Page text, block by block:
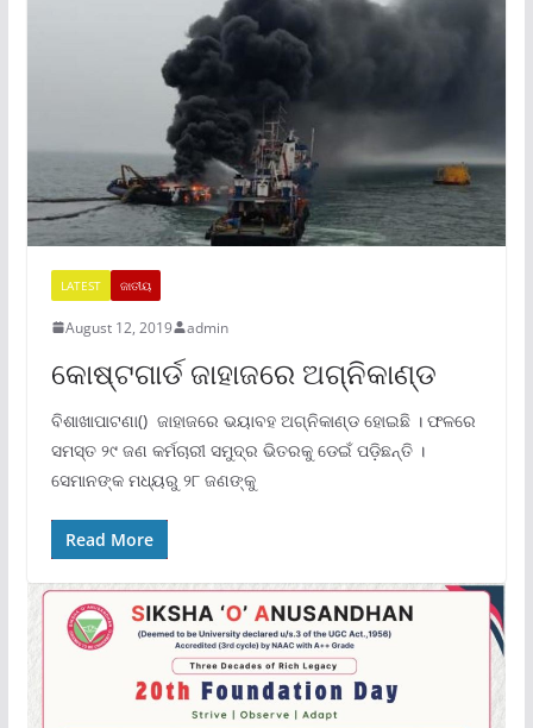
LATEST ଜାତୀୟ
August 12, 2019 admin
କୋଷ୍ଟଗାର୍ଡ ଜାହାଜରେ ଅଗ୍ନିକାଣ୍ଡ
ବିଶାଖାପାଟଣା() ଜାହାଜରେ ଭୟାବହ ଅଗ୍ନିକାଣ୍ଡ ହୋଇଛି । ଫଳରେ
ସମସ୍ତ ୨୯ ଜଣ କର୍ମଚାରୀ ସମୁଦ୍ର ଭିତରକୁ ଡେଇଁ ପଡ଼ିଛନ୍ତି ।
ସେମାନଙ୍କ ମଧ୍ୟରୁ ୨୮ ଜଣଙ୍କୁ
Read More